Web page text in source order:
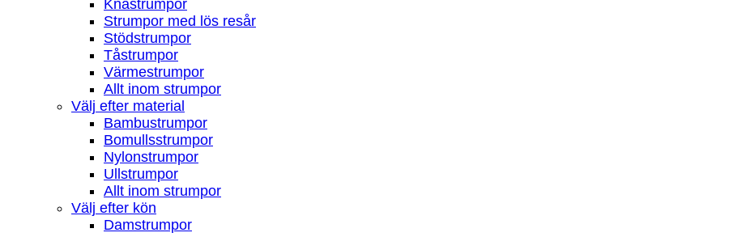
Knästrumpor
Strumpor med lös resår
Stödstrumpor
Tåstrumpor
Värmestrumpor
Allt inom strumpor
Välj efter material
Bambustrumpor
Bomullsstrumpor
Nylonstrumpor
Ullstrumpor
Allt inom strumpor
Välj efter kön
Damstrumpor